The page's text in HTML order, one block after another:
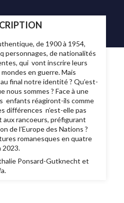
de 1900 à 1954,
personnages, de nationalités
qui vont inscrire leurs
en guerre. Mais
final notre identité ? Qu’est-
sommes ? Face à une
enfants réagiront-ils comme
différences n’est-elle pas
rancoeurs, préfigurant
de l’Europe des Nations ?
romanesques en quatre
2023.
Ponsard-Gutknecht et